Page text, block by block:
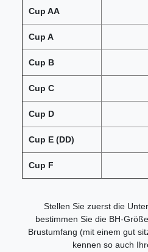
Cup AA
Cup A
Cup B
Cup C
Cup D
Cup E (DD)
Cup F
Stellen Sie zuerst die
bestimmen Sie die BH-
Brustumfang (mit einem gut
kennen so auch